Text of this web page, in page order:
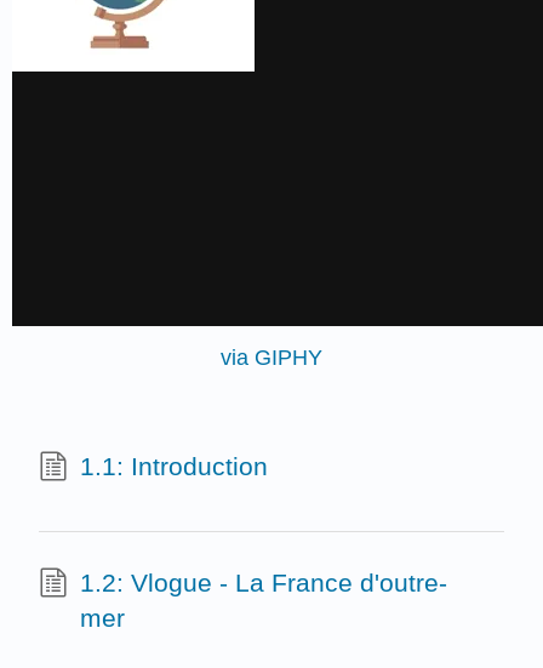
via GIPHY
1.1: Introduction
1.2: Vlogue - La France d'outre-
mer